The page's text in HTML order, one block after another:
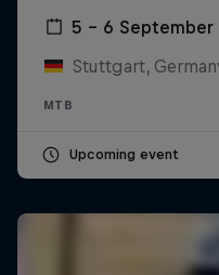
5 – 6 September
Stuttgart,
MTB
Upcoming event